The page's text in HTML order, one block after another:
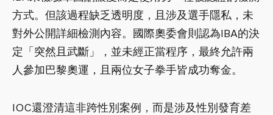
方式。但該過程缺乏透明度，且涉及選手隱私，未
對外公開詳細檢測內容。國際奧委會則認為IBA的決
定「突然且武斷」，並未經正當程序，最終允許兩
人參加巴黎奧運，且兩位女子拳手皆成功奪金。
IOC還澄清這非跨性別案例，而是涉及性別發育差